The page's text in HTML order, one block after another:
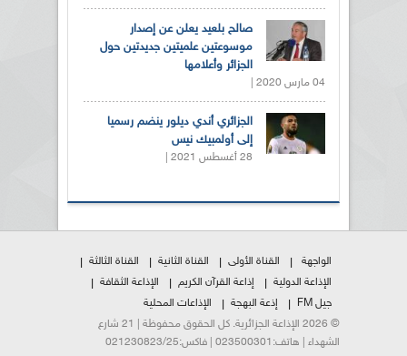
صالح بلعيد يعلن عن إصدار
موسوعتين علميتين جديدتين حول
الجزائر وأعلامها
04 مارس 2020 |
الجزائري أندي ديلور ينضم رسميا
إلى أولمبيك نيس
28 أغسطس 2021 |
الواجهة القناة الأولى القناة الثانية
القناة الثالثة
الإذاعة الدولية
إذاعة القرآن الكريم
الإذاعة الثقافة
جيل FM
إذعة البهجة
الإذاعات المحلية
© 2026 الإذاعة الجزائرية. كل الحقوق محفوظة | 21 شارع
الشهداء | هاتف:023500301 | فاكس:021230823/25